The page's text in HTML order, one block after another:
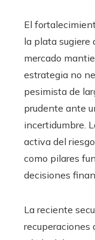
El
la plata sugiere
mercado
estrategia no
pesimista de
prudente ante
incertidumbre.
activa del
como pilares
decisiones
La reciente
recuperaciones